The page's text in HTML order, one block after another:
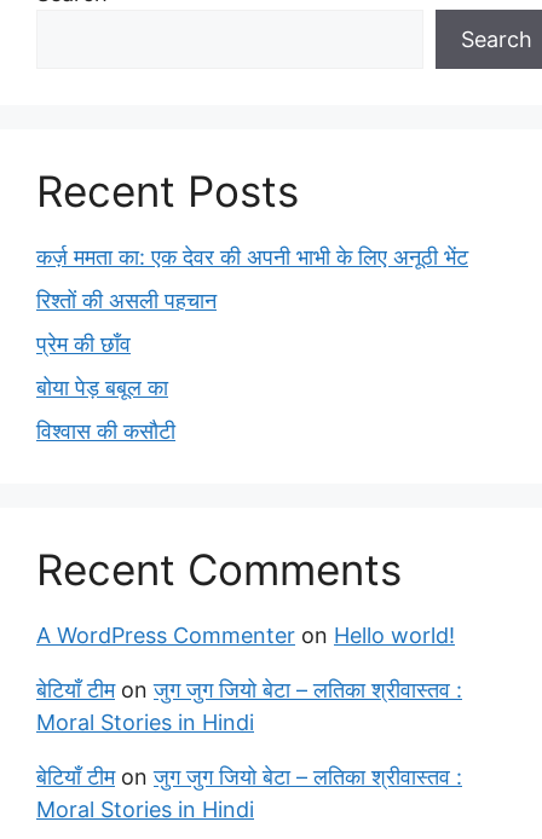
Search
Recent Posts
कर्ज़ ममता का: एक देवर की अपनी भाभी के लिए अनूठी भेंट
रिश्तों की असली पहचान
प्रेम की छाँव
बोया पेड़ बबूल का
विश्वास की कसौटी
Recent Comments
A WordPress Commenter on Hello world!
बेटियाँ टीमonजुग जुग जियो बेटा – लतिका श्रीवास्तव :
Moral Stories in Hindi
बेटियाँ टीमonजुग जुग जियो बेटा – लतिका श्रीवास्तव :
Moral Stories in Hindi